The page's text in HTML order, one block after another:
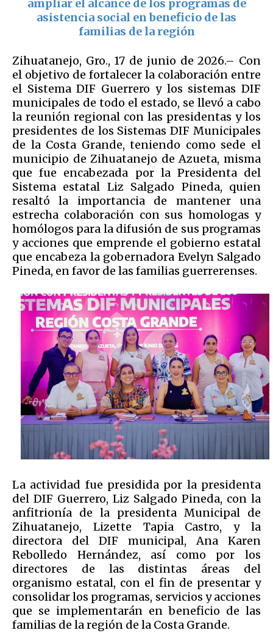
ampliar el alcance de los programas de
asistencia social en beneficio de las
familias de la región
Zihuatanejo, Gro., 17 de junio de 2026.– Con
el objetivo de fortalecer la colaboración entre
el Sistema DIF Guerrero y los sistemas DIF
municipales de todo el estado, se llevó a cabo
la reunión regional con las presidentas y los
presidentes de los Sistemas DIF Municipales
de la Costa Grande, teniendo como sede el
municipio de Zihuatanejo de Azueta, misma
que fue encabezada por la Presidenta del
Sistema estatal Liz Salgado Pineda, quien
resaltó la importancia de mantener una
estrecha colaboración con sus homologas y
homólogos para la difusión de sus programas
y acciones que emprende el gobierno estatal
que encabeza la gobernadora Evelyn Salgado
Pineda, en favor de las familias guerrerenses.
La actividad fue presidida por la presidenta
del DIF Guerrero, Liz Salgado Pineda, con la
anfitrionía de la presidenta Municipal de
Zihuatanejo, Lizette Tapia Castro, y la
directora del DIF municipal, Ana Karen
Rebolledo Hernández, así como por los
directores de las distintas áreas del
organismo estatal, con el fin de presentar y
consolidar los programas, servicios y acciones
que se implementarán en beneficio de las
familias de la región de la Costa Grande.